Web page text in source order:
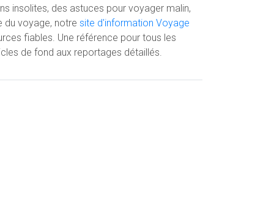
insolites, des astuces pour voyager malin,
du voyage, notre site d'information Voyage
fiables. Une référence pour tous les
de fond aux reportages détaillés.